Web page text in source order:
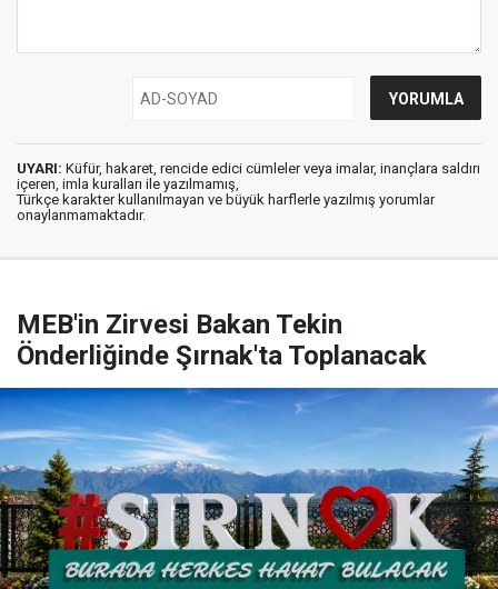
UYARI: Küfür, hakaret, rencide edici cümleler veya imalar, inançlara saldırı
içeren, imla kuralları ile yazılmamış,
Türkçe karakter kullanılmayan ve büyük harflerle yazılmış yorumlar
onaylanmamaktadır.
MEB'in Zirvesi Bakan Tekin
Önderliğinde Şırnak'ta Toplanacak